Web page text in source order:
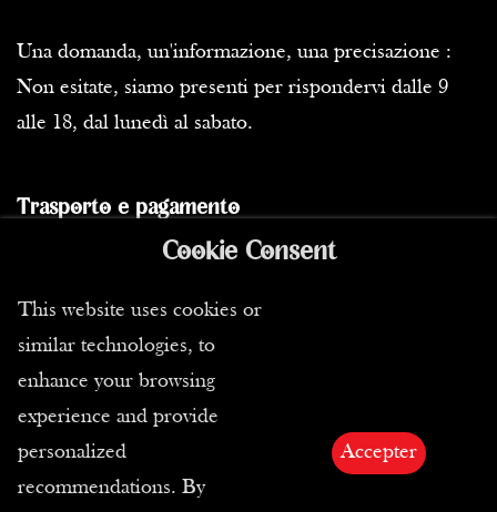
Una domanda, un'informazione, una precisazione :
Non esitate, siamo presenti per rispondervi dalle 9
alle 18, dal lunedì al sabato.
Trasporto e pagamento
Spedizione
I nostri corrieri
Modalità di pagamento
Privacy
Cookie Consent
This website uses cookies or
similar technologies, to
enhance your browsing
experience and provide
personalized
recommendations. By
Accepter